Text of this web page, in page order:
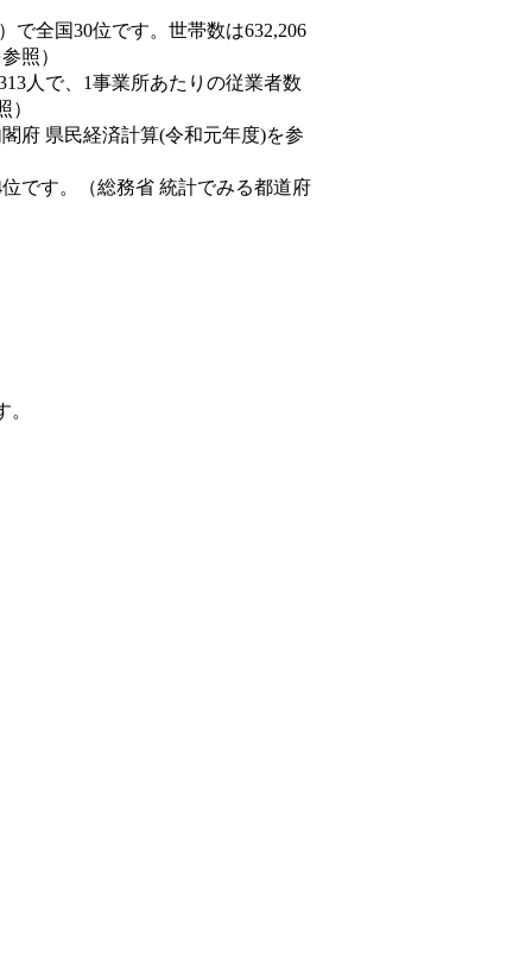
で全国30位です。世帯数は632,206
照）
人で、1事業所あたりの従業者数
）
府 県民経済計算(令和元年度)を参
です。（総務省 統計でみる都道府